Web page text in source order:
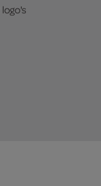
logo's